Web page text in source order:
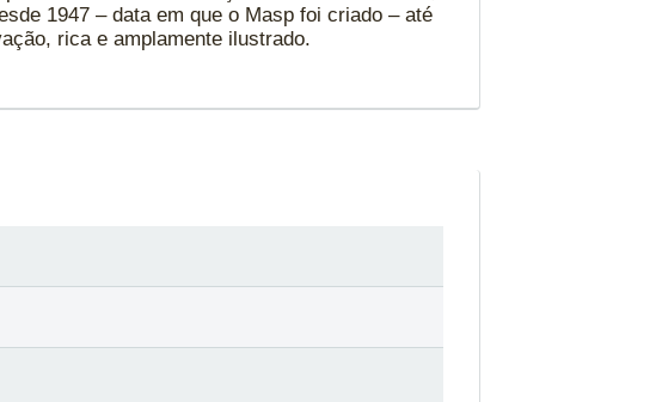
1947 – data em que o Masp foi criado – até
rica e amplamente ilustrado.